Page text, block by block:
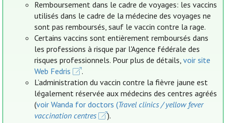
Remboursement dans le cadre de voyages: les vaccins
utilisés dans le cadre de la médecine des voyages ne
sont pas remboursés, sauf le vaccin contre la rage.
Certains vaccins sont entièrement remboursés dans
les professions à risque par l'Agence fédérale des
risques professionnels. Pour plus de détails,voir site
Web Fedris
.
L’administration du vaccin contre la fièvre jaune est
légalement réservée aux médecins des centres agréés
(voir Wanda for doctors (Travel clinics / yellow fever
vaccination centres
).